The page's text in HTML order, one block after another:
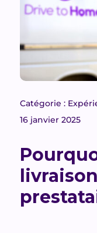
Catégorie :
16 janvier 2025